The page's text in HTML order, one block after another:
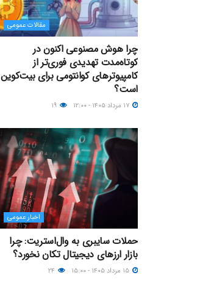
مقالات عمومی
چرا هوش مصنوعی اکنون در
کوتاه‌مدت تهدیدی فوری‌تر از
کامپیوترهای کوانتومی برای بیت‌کوین
است؟
اخبار عمومی
حملات سایبری به وال‌استریت: چرا
بازار ارزهای دیجیتال تکان نخورد؟